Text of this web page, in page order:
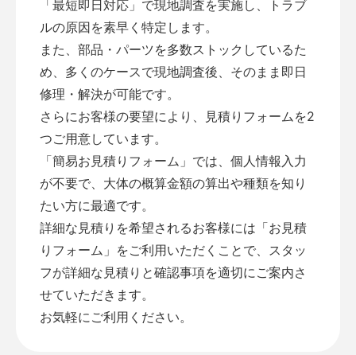
「最短即日対応」で現地調査を実施し、トラブ
ルの原因を素早く特定します。
また、部品・パーツを多数ストックしているた
め、多くのケースで現地調査後、そのまま即日
修理・解決が可能です。
さらにお客様の要望により、見積りフォームを2
つご用意しています。
「簡易お見積りフォーム 」では、個人情報入力
が不要で、大体の概算金額の算出や種類を知り
たい方に最適です。
詳細な見積りを希望されるお客様には「お見積
りフォーム 」をご利用いただくことで、スタッ
フが詳細な見積りと確認事項を適切にご案内さ
せていただきます。
お気軽にご利用ください。